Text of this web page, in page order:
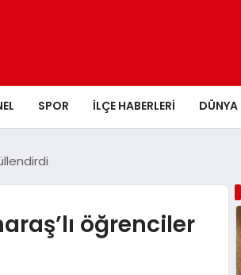
SPOR İLÇE HABERLERI DÜNYA
öğrenciler